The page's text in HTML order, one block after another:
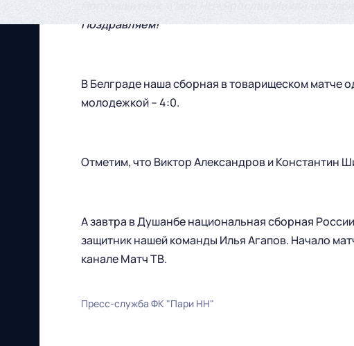
Поздравляем!
В Белграде наша сборная в товарищеском матче
молодежкой – 4:0.
Отметим, что Виктор Александров и Константин
А завтра в Душанбе национальная сборная
защитник нашей команды Илья Агапов. Начало
канале Матч ТВ.
Пресс-служба ФК "Пари НН"
"Нижний Новгород" 2026